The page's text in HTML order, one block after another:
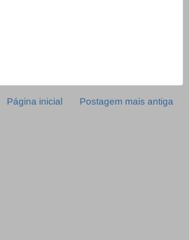
Postagem mais antiga
Página inicial